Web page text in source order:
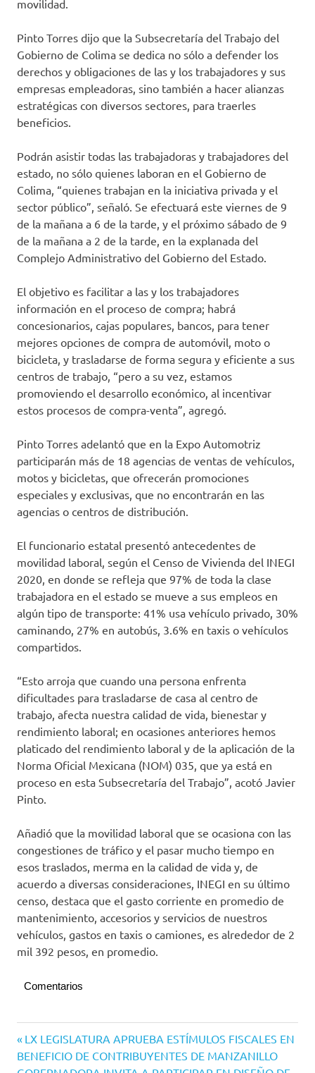
movilidad.
Pinto Torres dijo que la Subsecretaría del Trabajo del
Gobierno de Colima se dedica no sólo a defender los
derechos y obligaciones de las y los trabajadores y sus
empresas empleadoras, sino también a hacer alianzas
estratégicas con diversos sectores, para traerles
beneficios.
Podrán asistir todas las trabajadoras y trabajadores del
estado, no sólo quienes laboran en el Gobierno de
Colima, “quienes trabajan en la iniciativa privada y el
sector público”, señaló. Se efectuará este viernes de 9
de la mañana a 6 de la tarde, y el próximo sábado de 9
de la mañana a 2 de la tarde, en la explanada del
Complejo Administrativo del Gobierno del Estado.
El objetivo es facilitar a las y los trabajadores
información en el proceso de compra; habrá
concesionarios, cajas populares, bancos, para tener
mejores opciones de compra de automóvil, moto o
bicicleta, y trasladarse de forma segura y eficiente a sus
centros de trabajo, “pero a su vez, estamos
promoviendo el desarrollo económico, al incentivar
estos procesos de compra-venta”, agregó.
Pinto Torres adelantó que en la Expo Automotriz
participarán más de 18 agencias de ventas de vehículos,
motos y bicicletas, que ofrecerán promociones
especiales y exclusivas, que no encontrarán en las
agencias o centros de distribución.
El funcionario estatal presentó antecedentes de
movilidad laboral, según el Censo de Vivienda del INEGI
2020, en donde se refleja que 97% de toda la clase
trabajadora en el estado se mueve a sus empleos en
algún tipo de transporte: 41% usa vehículo privado, 30%
caminando, 27% en autobús, 3.6% en taxis o vehículos
compartidos.
“Esto arroja que cuando una persona enfrenta
dificultades para trasladarse de casa al centro de
trabajo, afecta nuestra calidad de vida, bienestar y
rendimiento laboral; en ocasiones anteriores hemos
platicado del rendimiento laboral y de la aplicación de la
Norma Oficial Mexicana (NOM) 035, que ya está en
proceso en esta Subsecretaría del Trabajo”, acotó Javier
Pinto.
Añadió que la movilidad laboral que se ocasiona con las
congestiones de tráfico y el pasar mucho tiempo en
esos traslados, merma en la calidad de vida y, de
acuerdo a diversas consideraciones, INEGI en su último
censo, destaca que el gasto corriente en promedio de
mantenimiento, accesorios y servicios de nuestros
vehículos, gastos en taxis o camiones, es alrededor de 2
mil 392 pesos, en promedio.
Comentarios
Navegación
de
Entrada
anterior:
LX LEGISLATURA APRUEBA ESTÍMULOS FISCALES EN
BENEFICIO DE CONTRIBUYENTES DE MANZANILLO